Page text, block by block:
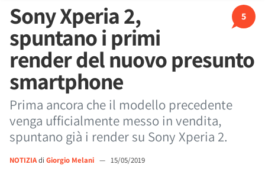
5
Sony Xperia 2,
spuntano i primi
render del nuovo presunto
smartphone
Prima ancora che il modello precedente
venga ufficialmente messo in vendita,
spuntano già i render su Sony Xperia 2.
NOTIZIAdi Giorgio Melani — 15/05/2019